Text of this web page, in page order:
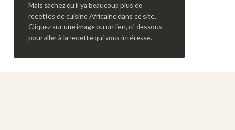
Mais sachez qu’il ya beaucoup plus de
recettes de cuisine Africaine dans ce site.
Cliquez sur une image ou un lien, ci-dessous
pour aller à la recette qui vous intéresse.